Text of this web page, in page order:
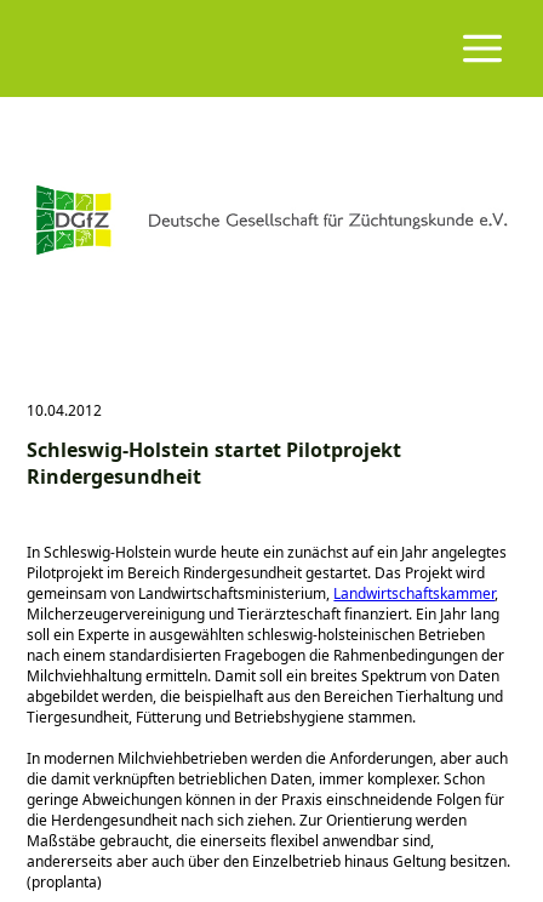
10.04.2012
Schleswig-Holstein startet Pilotprojekt
Rindergesundheit
In Schleswig-Holstein wurde heute ein zunächst auf ein Jahr angelegtes
Pilotprojekt im Bereich Rindergesundheit gestartet. Das Projekt wird
gemeinsam von Landwirtschaftsministerium, Landwirtschaftskammer,
Milcherzeugervereinigung und Tierärzteschaft finanziert. Ein Jahr lang
soll ein Experte in ausgewählten schleswig-holsteinischen Betrieben
nach einem standardisierten Fragebogen die Rahmenbedingungen der
Milchviehhaltung ermitteln. Damit soll ein breites Spektrum von Daten
abgebildet werden, die beispielhaft aus den Bereichen Tierhaltung und
Tiergesundheit, Fütterung und Betriebshygiene stammen.
In modernen Milchviehbetrieben werden die Anforderungen, aber auch
die damit verknüpften betrieblichen Daten, immer komplexer. Schon
geringe Abweichungen können in der Praxis einschneidende Folgen für
die Herdengesundheit nach sich ziehen. Zur Orientierung werden
Maßstäbe gebraucht, die einerseits flexibel anwendbar sind,
andererseits aber auch über den Einzelbetrieb hinaus Geltung besitzen.
(proplanta)